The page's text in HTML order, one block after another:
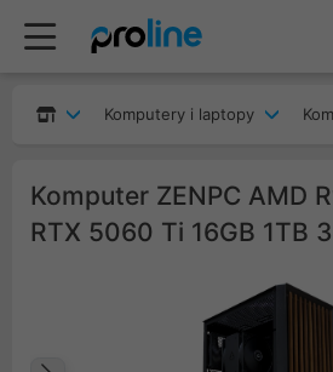
Komputery i laptopy
Komputer ZENPC AMD
RTX 5060 Ti 16GB 1TB